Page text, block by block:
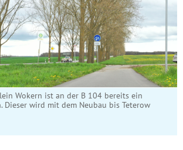
Wokern ist an der B 104 bereits ein
Dieser wird mit dem Neubau bis Teterow